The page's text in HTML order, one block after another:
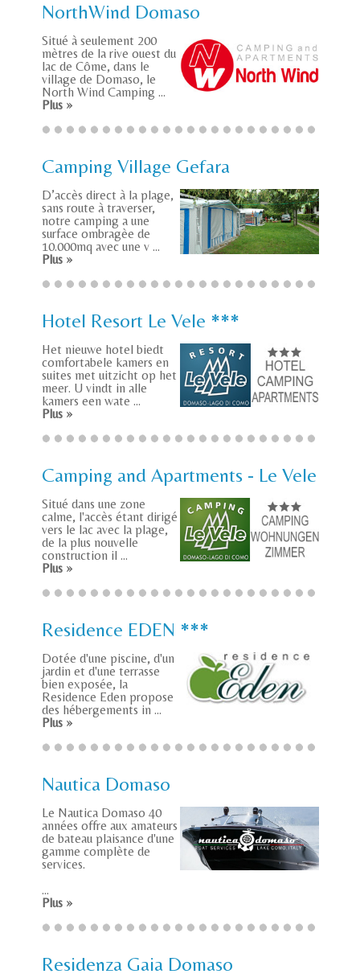
NorthWind Domaso
Situé à seulement 200
mètres de la rive ouest du
lac de Côme, dans le
village de Domaso, le
North Wind Camping ...
Plus »
Camping Village Gefara
D’accès direct à la plage,
sans route à traverser,
notre camping a une
surface ombragèe de
10.000mq avec une v ...
Plus »
Hotel Resort Le Vele ***
Het nieuwe hotel biedt
comfortabele kamers en
suites met uitzicht op het
meer. U vindt in alle
kamers een wate ...
Plus »
Camping and Apartments - Le Vele
Situé dans une zone
calme, l'accès étant dirigé
vers le lac avec la plage,
de la plus nouvelle
construction il ...
Plus »
Residence EDEN ***
Dotée d'une piscine, d'un
jardin et d'une terrasse
bien exposée, la
Residence Eden propose
des hébergements in ...
Plus »
Nautica Domaso
Le Nautica Domaso 40
années offre aux amateurs
de bateau plaisance d'une
gamme complète de
services.
...
Plus »
Residenza Gaia Domaso